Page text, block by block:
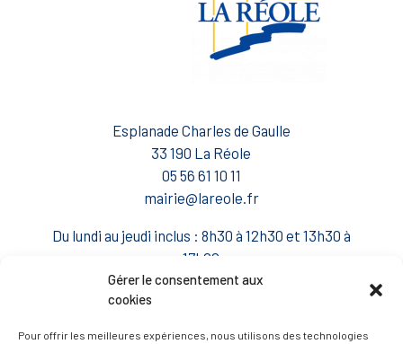
Gérer le consentement aux
cookies
Pour offrir les meilleures expériences, nous utilisons des technologies
Esplanade Charles de Gaulle
33 190 La Réole
05 56 61 10 11
mairie@lareole.fr
Du lundi au jeudi inclus : 8h30 à 12h30 et 13h30 à
17h00
Vendredi : 9h00 à 12h00